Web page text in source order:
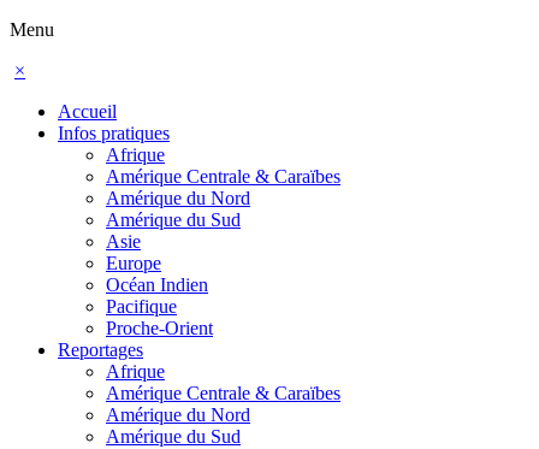
Menu
×
Accueil
Infos pratiques
Afrique
Amérique Centrale & Caraïbes
Amérique du Nord
Amérique du Sud
Asie
Europe
Océan Indien
Pacifique
Proche-Orient
Reportages
Afrique
Amérique Centrale & Caraïbes
Amérique du Nord
Amérique du Sud